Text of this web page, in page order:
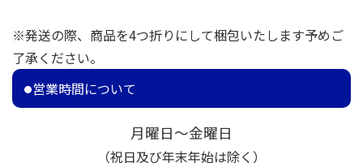
※発送の際、商品を4つ折りにして梱包いたします予めご
了承ください。
営業時間について
月曜日～金曜日
（祝日及び年末年始は除く）